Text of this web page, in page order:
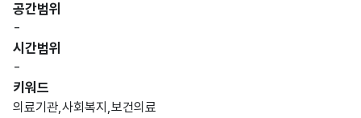
공간범위
-
시간범위
-
키워드
의료기관,사회복지,보건의료